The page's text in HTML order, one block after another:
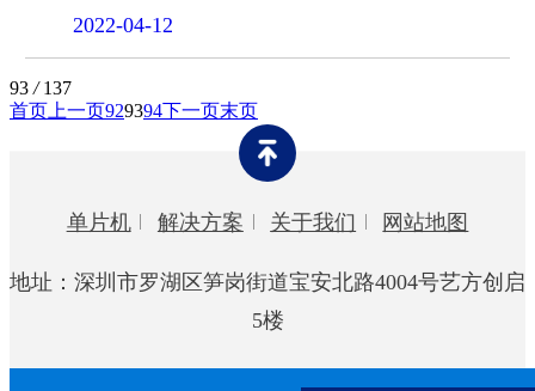
2022-04-12
93/ 137
首页上一页929394下一页末页
单片机 解决方案 关于我们 网站地图
地址：深圳市罗湖区笋岗街道宝安北路4004号艺方创启
5楼